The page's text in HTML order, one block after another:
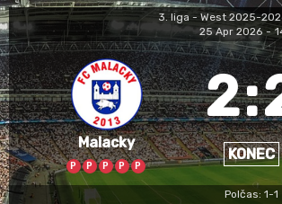
3. liga - West 2025-
25 Apr 2026 -
Malacky
P P P P P
2:
KONEC
Polčas: 1-1